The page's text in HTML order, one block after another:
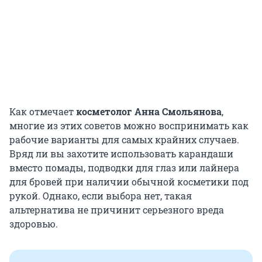
Как отмечаеткосметолог Анна Смольянова,
многие из этих советов можно воспринимать как
рабочие варианты для самых крайних случаев.
Вряд ли вы захотите использовать карандаши
вместо помады, подводки для глаз или лайнера
для бровей при наличии обычной косметики под
рукой. Однако, если выбора нет, такая
альтернатива не причинит серьезного вреда
здоровью.